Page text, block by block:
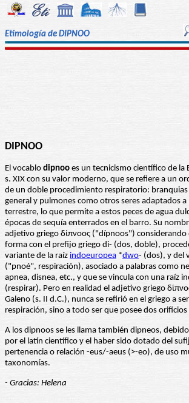
Etimología de DIPNOO
DIPNOO
El vocablo dipnoo es un tecnicismo científico de la
s. XIX con su valor moderno, que se refiere a un
de un doble procedimiento respiratorio: branquias
general y pulmones como otros seres adaptados a
terrestre, lo que permite a estos peces de agua
épocas de sequía enterrados en el barro. Su
adjetivo griego δίπνοος ("dípnoos") considerando
forma con el prefijo griego di- (dos, doble),
variante de la raíz indoeuropea *dwo- (dos), y del
("pnoé", respiración), asociado a palabras como
apnea, disnea, etc., y que se vincula con una raíz
(respirar). Pero en realidad el adjetivo griego
Galeno (s. II d.C.), nunca se refirió en el griego a
respiración, sino a todo ser que posee dos
A los dipnoos se les llama también dipneos,
por el latín científico y el haber sido dotado del
pertenencia o relación -eus/-aeus (>-eo), de uso
taxonomías.
- Gracias: Helena